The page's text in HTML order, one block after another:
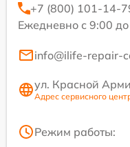
+7 (800) 101-14-
Ежедневно с 9:00
info@ilife-repair-
ул. Красной
Адрес сервисного
Режим работы: